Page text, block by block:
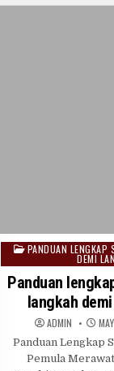
Posted
in
PANDUAN LENGKAP
DEMI
Panduan
langkah
ADMIN
Panduan Lengkap
Pemula